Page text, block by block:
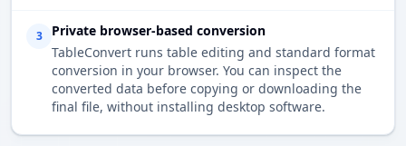
3
Private browser-based conversion
TableConvert runs table editing and standard format
conversion in your browser. You can inspect the
converted data before copying or downloading the
final file, without installing desktop software.